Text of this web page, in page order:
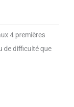
4 premières
de difficulté que